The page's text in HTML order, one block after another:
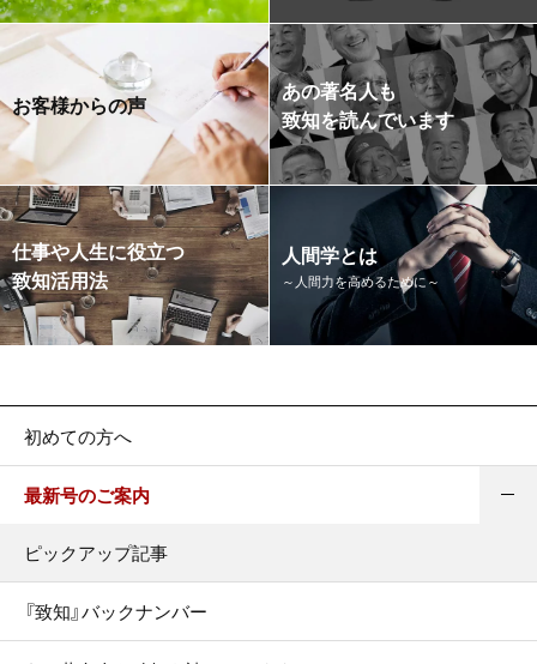
お客様からの声
あの著名人も
致知を読んでいます
仕事や人生に役立つ
致知活用法
人間学とは
～人間力を高めるために～
初めての方へ
最新号のご案内
ピックアップ記事
『致知』バックナンバー